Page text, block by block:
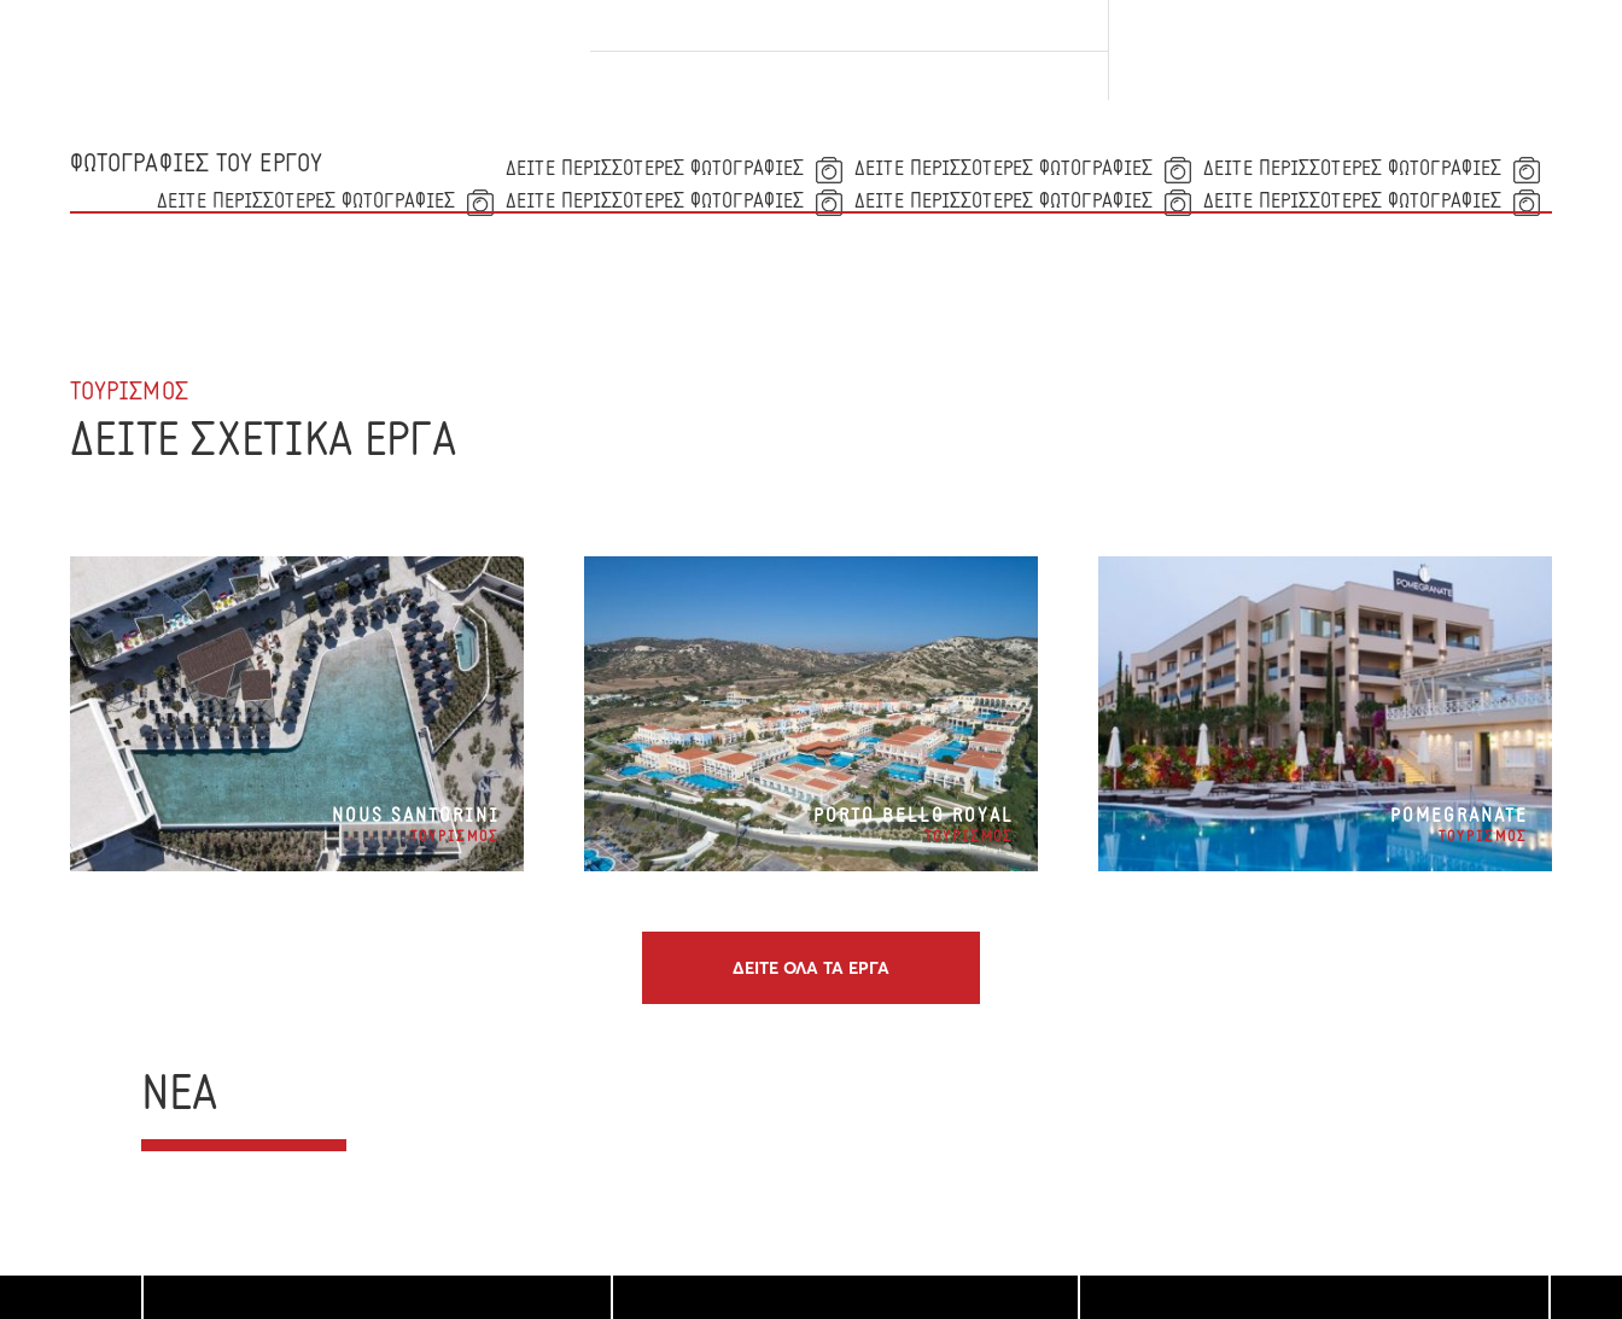
ΦΩΤΟΓΡΑΦΙΕΣ ΤΟΥ ΕΡΓΟΥ ΔΕΙΤΕ ΠΕΡΙΣΣΟΤΕΡΕΣ ΦΩΤΟΓΡΑΦΙΕΣ
ΔΕΙΤΕ ΠΕΡΙΣΣΟΤΕΡΕΣ ΦΩΤΟΓΡΑΦΙΕΣ
ΔΕΙΤΕ ΠΕΡΙΣΣΟΤΕΡΕΣ ΦΩΤΟΓΡΑΦΙΕΣ
ΔΕΙΤΕ ΠΕΡΙΣΣΟΤΕΡΕΣ ΦΩΤΟΓΡΑΦΙΕΣ
ΔΕΙΤΕ ΠΕΡΙΣΣΟΤΕΡΕΣ ΦΩΤΟΓΡΑΦΙΕΣ
ΔΕΙΤΕ ΠΕΡΙΣΣΟΤΕΡΕΣ ΦΩΤΟΓΡΑΦΙΕΣ
ΔΕΙΤΕ ΠΕΡΙΣΣΟΤΕΡΕΣ ΦΩΤΟΓΡΑΦΙΕΣ
ΤΟΥΡΙΣΜΟΣ
ΔΕΙΤΕ ΣΧΕΤΙΚΑ ΕΡΓΑ
NOUS SANTORINI
ΤΟΥΡΙΣΜΟΣ
PORTO BELLO ROYAL
ΤΟΥΡΙΣΜΟΣ
POMEGRANATE
ΤΟΥΡΙΣΜΟΣ
ΔΕΙΤΕ ΟΛΑ ΤΑ ΕΡΓΑ
ΝΕΑ